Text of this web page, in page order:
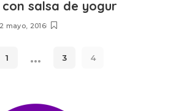
salsa de yogur
2 mayo, 2016
1 … 3 4